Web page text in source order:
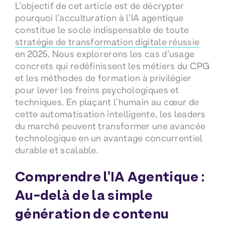
L’objectif de cet article est de décrypter
pourquoi l’acculturation à l’IA agentique
constitue le socle indispensable de toute
stratégie de transformation digitale réussie
en 2025. Nous explorerons les cas d’usage
concrets qui redéfinissent les métiers du CPG
et les méthodes de formation à privilégier
pour lever les freins psychologiques et
techniques. En plaçant l’humain au cœur de
cette automatisation intelligente, les leaders
du marché peuvent transformer une avancée
technologique en un avantage concurrentiel
durable et scalable.
Comprendre l’IA Agentique :
Au-delà de la simple
génération de contenu